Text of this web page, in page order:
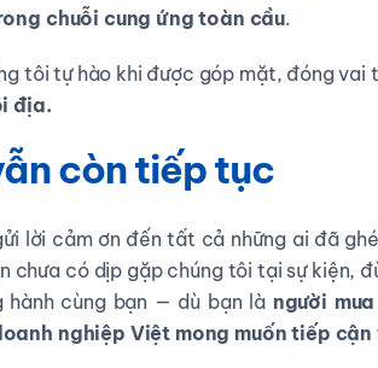
chuỗi cung ứng toàn cầu.
tôi tự hào khi được góp mặt, đóng vai
địa.
còn tiếp tục
lời cảm ơn đến tất cả những ai đã
chưa có dịp gặp chúng tôi tại sự kiện,
hành cùng bạn — dù bạn là người
nghiệp Việt mong muốn tiếp